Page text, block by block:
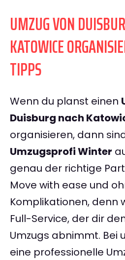
UMZUG VON
KATOWICE
TIPPS
Wenn du planst einen
Duisburg nach
organisieren, dann
Umzugsprofi Winter
genau der richtige
Move with ease und
Komplikationen, denn
Full-Service, der dir
Umzugs abnimmt. Bei
eine professionelle